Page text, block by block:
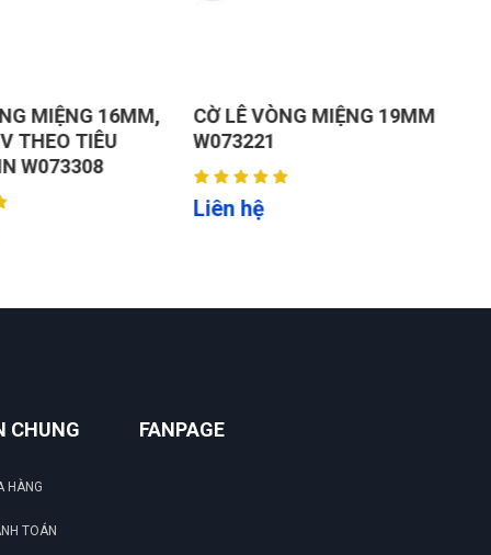
MIỆNG 16MM,
THEO TIÊU
W073308
CỜ LÊ VÒNG MIỆNG 19MM
W073221
Liên hệ
CHUNG
HÀNG
TOÁN
FANPAGE